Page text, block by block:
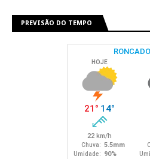
PREVISÃO DO TEMPO